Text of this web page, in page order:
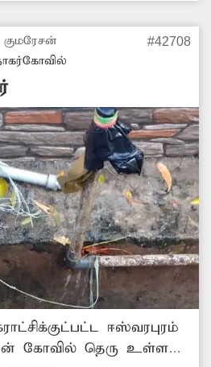
அதிகாரிகள்
குழாயில் ஏற்பட்ட
சீரமைத்தனர். நடவடிக்கை
செய்தி வெளியிட்ட
நன்றி
குமரேசன்
#42708
ஈஸ்வரபுரம்
கோவில் தெரு உள்ளது.